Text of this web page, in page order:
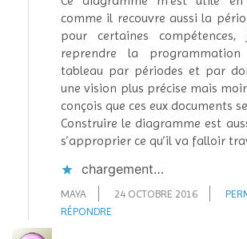
comme il recouvre aussi la
pour certaines
reprendre la
tableau par périodes et par
une vision plus précise mais
conçois que ces eux documents
Construire le diagramme est
s’approprier ce qu’il va falloir
chargement…
MAYA 24 OCTOBRE 2016
RÉPONDRE